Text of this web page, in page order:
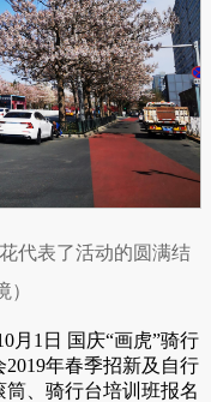
代表了活动的圆满结
月1日 国庆“画虎”骑行
年春季招新及自行
筒、骑行台培训班报名